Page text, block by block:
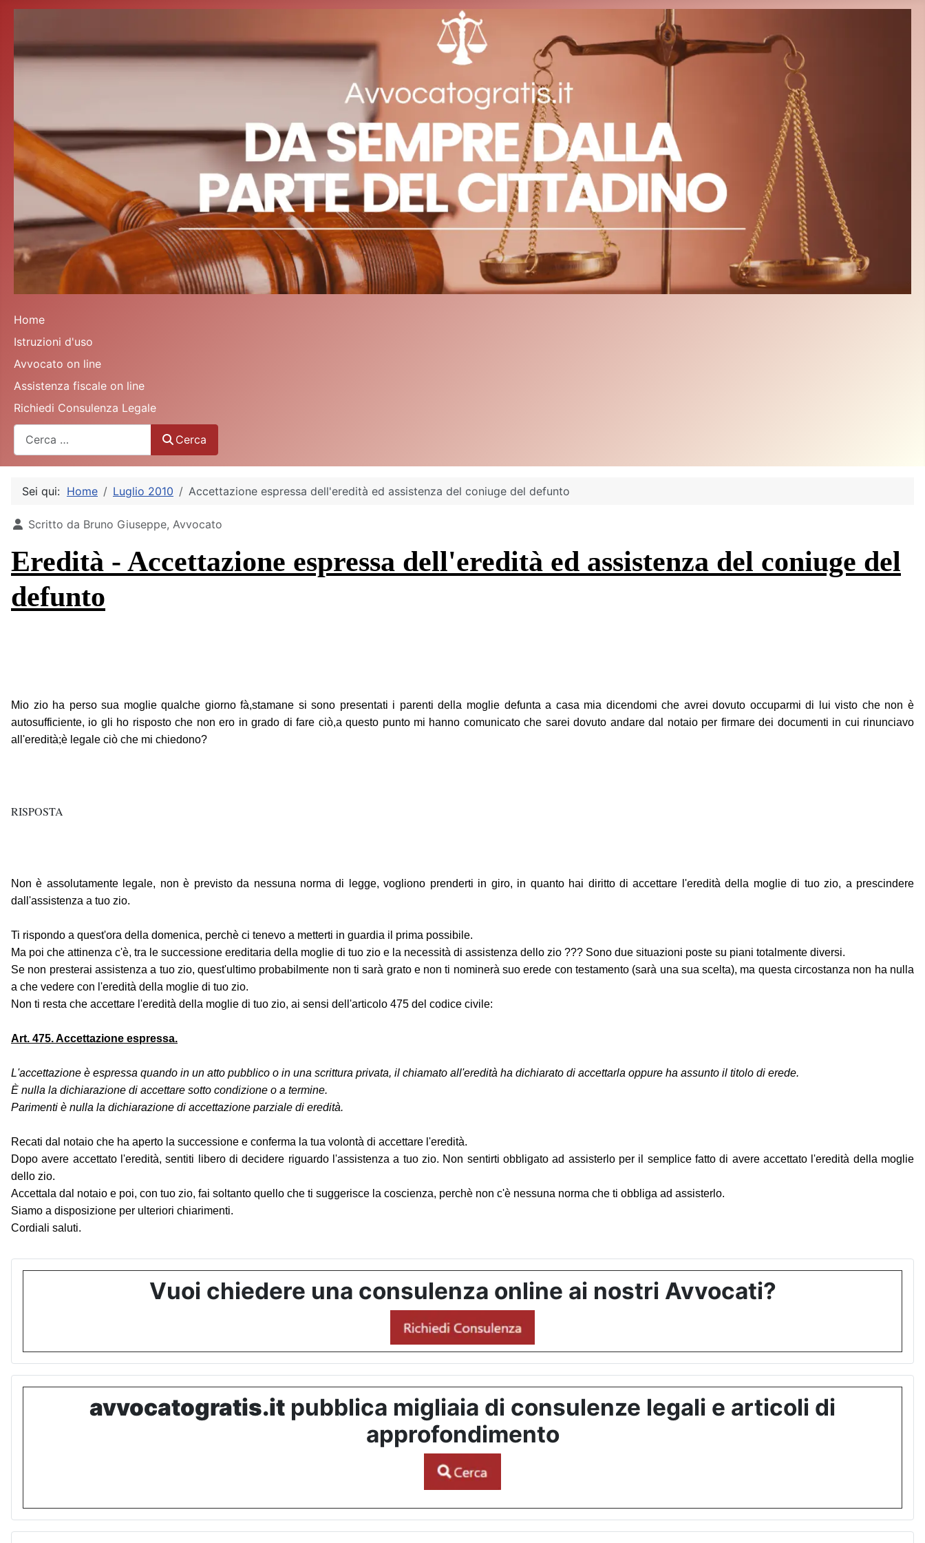
Home
Istruzioni d'uso
Avvocato on line
Assistenza fiscale on line
Richiedi Consulenza Legale
Cerca
Sei qui: Home Luglio 2010 Accettazione espressa dell'eredità ed assistenza del coniuge del defunto
Dettagli
Scritto da Bruno Giuseppe, Avvocato
Eredità - Accettazione espressa dell'eredità ed assistenza del coniuge del
defunto
Mio zio ha perso sua moglie qualche giorno fà,stamane si sono presentati i parenti della moglie defunta a casa mia dicendomi che avrei dovuto occuparmi di lui visto che non è
autosufficiente, io gli ho risposto che non ero in grado di fare ciò,a questo punto mi hanno comunicato che sarei dovuto andare dal notaio per firmare dei documenti in cui rinunciavo
all'eredità;è legale ciò che mi chiedono?
RISPOSTA
Non è assolutamente legale, non è previsto da nessuna norma di legge, vogliono prenderti in giro, in quanto hai diritto di accettare l'eredità della moglie di tuo zio, a prescindere
dall'assistenza a tuo zio.
Ti rispondo a quest'ora della domenica, perchè ci tenevo a metterti in guardia il prima possibile.
Ma poi che attinenza c'è, tra le successione ereditaria della moglie di tuo zio e la necessità di assistenza dello zio ??? Sono due situazioni poste su piani totalmente diversi.
Se non presterai assistenza a tuo zio, quest'ultimo probabilmente non ti sarà grato e non ti nominerà suo erede con testamento (sarà una sua scelta), ma questa circostanza non ha nulla
a che vedere con l'eredità della moglie di tuo zio.
Non ti resta che accettare l'eredità della moglie di tuo zio, ai sensi dell'articolo 475 del codice civile:
Art. 475. Accettazione espressa.
L'accettazione è espressa quando in un atto pubblico o in una scrittura privata, il chiamato all'eredità ha dichiarato di accettarla oppure ha assunto il titolo di erede.
È nulla la dichiarazione di accettare sotto condizione o a termine.
Parimenti è nulla la dichiarazione di accettazione parziale di eredità.
Recati dal notaio che ha aperto la successione e conferma la tua volontà di accettare l'eredità.
Dopo avere accettato l'eredità, sentiti libero di decidere riguardo l'assistenza a tuo zio. Non sentirti obbligato ad assisterlo per il semplice fatto di avere accettato l'eredità della moglie
dello zio.
Accettala dal notaio e poi, con tuo zio, fai soltanto quello che ti suggerisce la coscienza, perchè non c'è nessuna norma che ti obbliga ad assisterlo.
Siamo a disposizione per ulteriori chiarimenti.
Cordiali saluti.
Vuoi chiedere una consulenza online ai nostri Avvocati?
avvocatogratis.it pubblica migliaia di consulenze legali e articoli di
approfondimento